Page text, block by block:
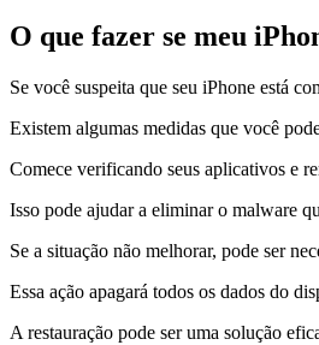
O que fazer se meu
Se você suspeita que seu iPhone está
Existem algumas medidas que você
Comece verificando seus aplicativos e
Isso pode ajudar a eliminar o malware
Se a situação não melhorar, pode ser
Essa ação apagará todos os dados do
A restauração pode ser uma solução